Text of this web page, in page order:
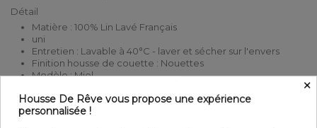
Détail
Matière : 100% Lin Lavé Français
uni
Entretien : Lavable à 40°C - laver et sécher sur l'envers
Finition housse de couette : Nouettes
Modèle : Miel
Dimensions & Guide
Housse de couette
×
Housse De Rêve vous propose une expérience
personnalisée !